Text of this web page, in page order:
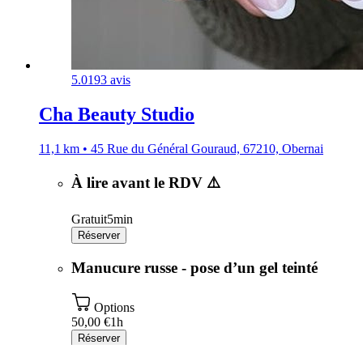
5.0193 avis
Cha Beauty Studio
11,1 km • 45 Rue du Général Gouraud, 67210, Obernai
À lire avant le RDV ⚠️
Gratuit5min
Réserver
Manucure russe - pose d’un gel teinté
Options
50,00 €1h
Réserver